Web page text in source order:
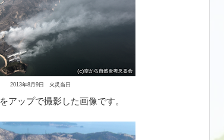
2013年8月9日 火災当日
アップで撮影した画像です。